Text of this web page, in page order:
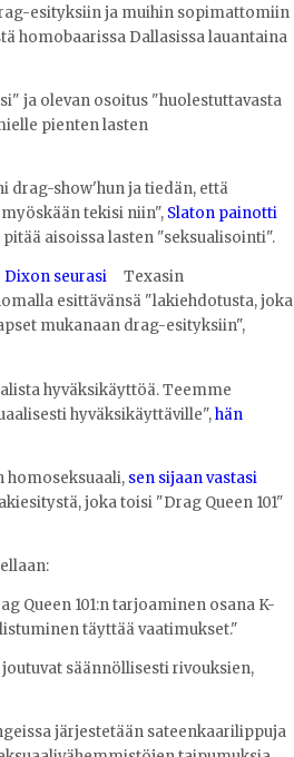
esityksiin ja muihin sopimattomiin
homobaarissa Dallasissa lauantaina
ja olevan osoitus "huolestuttavasta
pienten lasten
drag-show'hun ja tiedän, että
tekisi niin", Slaton painotti
aisoissa lasten "seksualisointi".
seurasi Texasin
esittävänsä "lakiehdotusta, joka
mukanaan drag-esityksiin",
hyväksikäyttöä. Teemme
hyväksikäyttäville",hän
homoseksuaali, sen sijaan vastasi
joka toisi "Drag Queen 101"
Queen 101:n tarjoaminen osana K-
täyttää vaatimukset."
säännöllisesti rivouksien,
järjestetään sateenkaarilippuja